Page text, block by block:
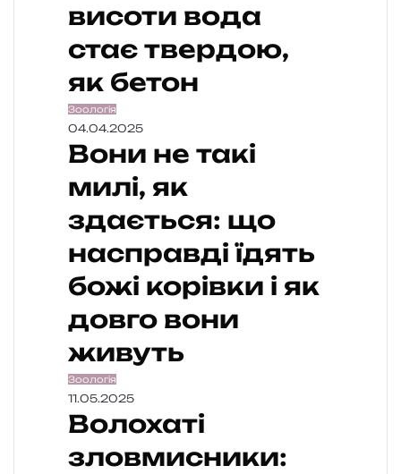
висоти вода
стає твердою,
як бетон
Зоологія
04.04.2025
Вони не такі
милі, як
здається: що
насправді їдять
божі корівки і як
довго вони
живуть
Зоологія
11.05.2025
Волохаті
зловмисники: